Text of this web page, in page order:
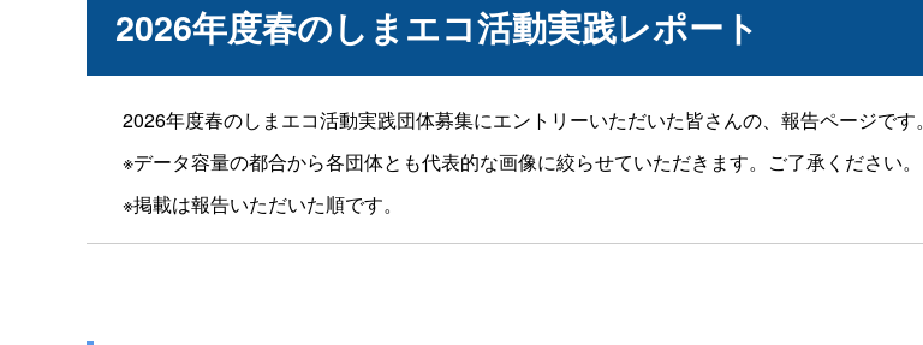
2026年度春のしまエコ活動実践レポート
2026年度春のしまエコ活動実践団体募集にエントリーいただいた皆さんの、報告ページです。
※データ容量の都合から各団体とも代表的な画像に絞らせていただきます。ご了承ください。
※掲載は報告いただいた順です。